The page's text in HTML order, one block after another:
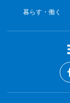
暮らす・働く